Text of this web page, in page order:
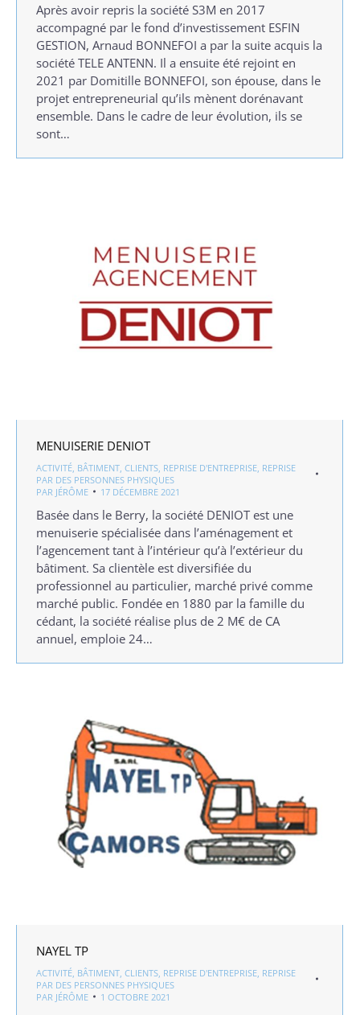
Après avoir repris la société S3M en 2017
accompagné par le fond d’investissement ESFIN
GESTION, Arnaud BONNEFOI a par la suite acquis la
société TELE ANTENN. Il a ensuite été rejoint en
2021 par Domitille BONNEFOI, son épouse, dans le
projet entrepreneurial qu’ils mènent dorénavant
ensemble. Dans le cadre de leur évolution, ils se
sont…
MENUISERIE DENIOT
ACTIVITÉ BÂTIMENT CLIENTS REPRISE D'ENTREPRISE REPRISE
PAR DES PERSONNES PHYSIQUES
PAR JÉRÔME 17 DÉCEMBRE 2021
Basée dans le Berry, la société DENIOT est une
menuiserie spécialisée dans l’aménagement et
l’agencement tant à l’intérieur qu’à l’extérieur du
bâtiment. Sa clientèle est diversifiée du
professionnel au particulier, marché privé comme
marché public. Fondée en 1880 par la famille du
cédant, la société réalise plus de 2 M€ de CA
annuel, emploie 24…
NAYEL TP
ACTIVITÉ BÂTIMENT CLIENTS REPRISE D'ENTREPRISE REPRISE
PAR DES PERSONNES PHYSIQUES
PAR JÉRÔME 1 OCTOBRE 2021